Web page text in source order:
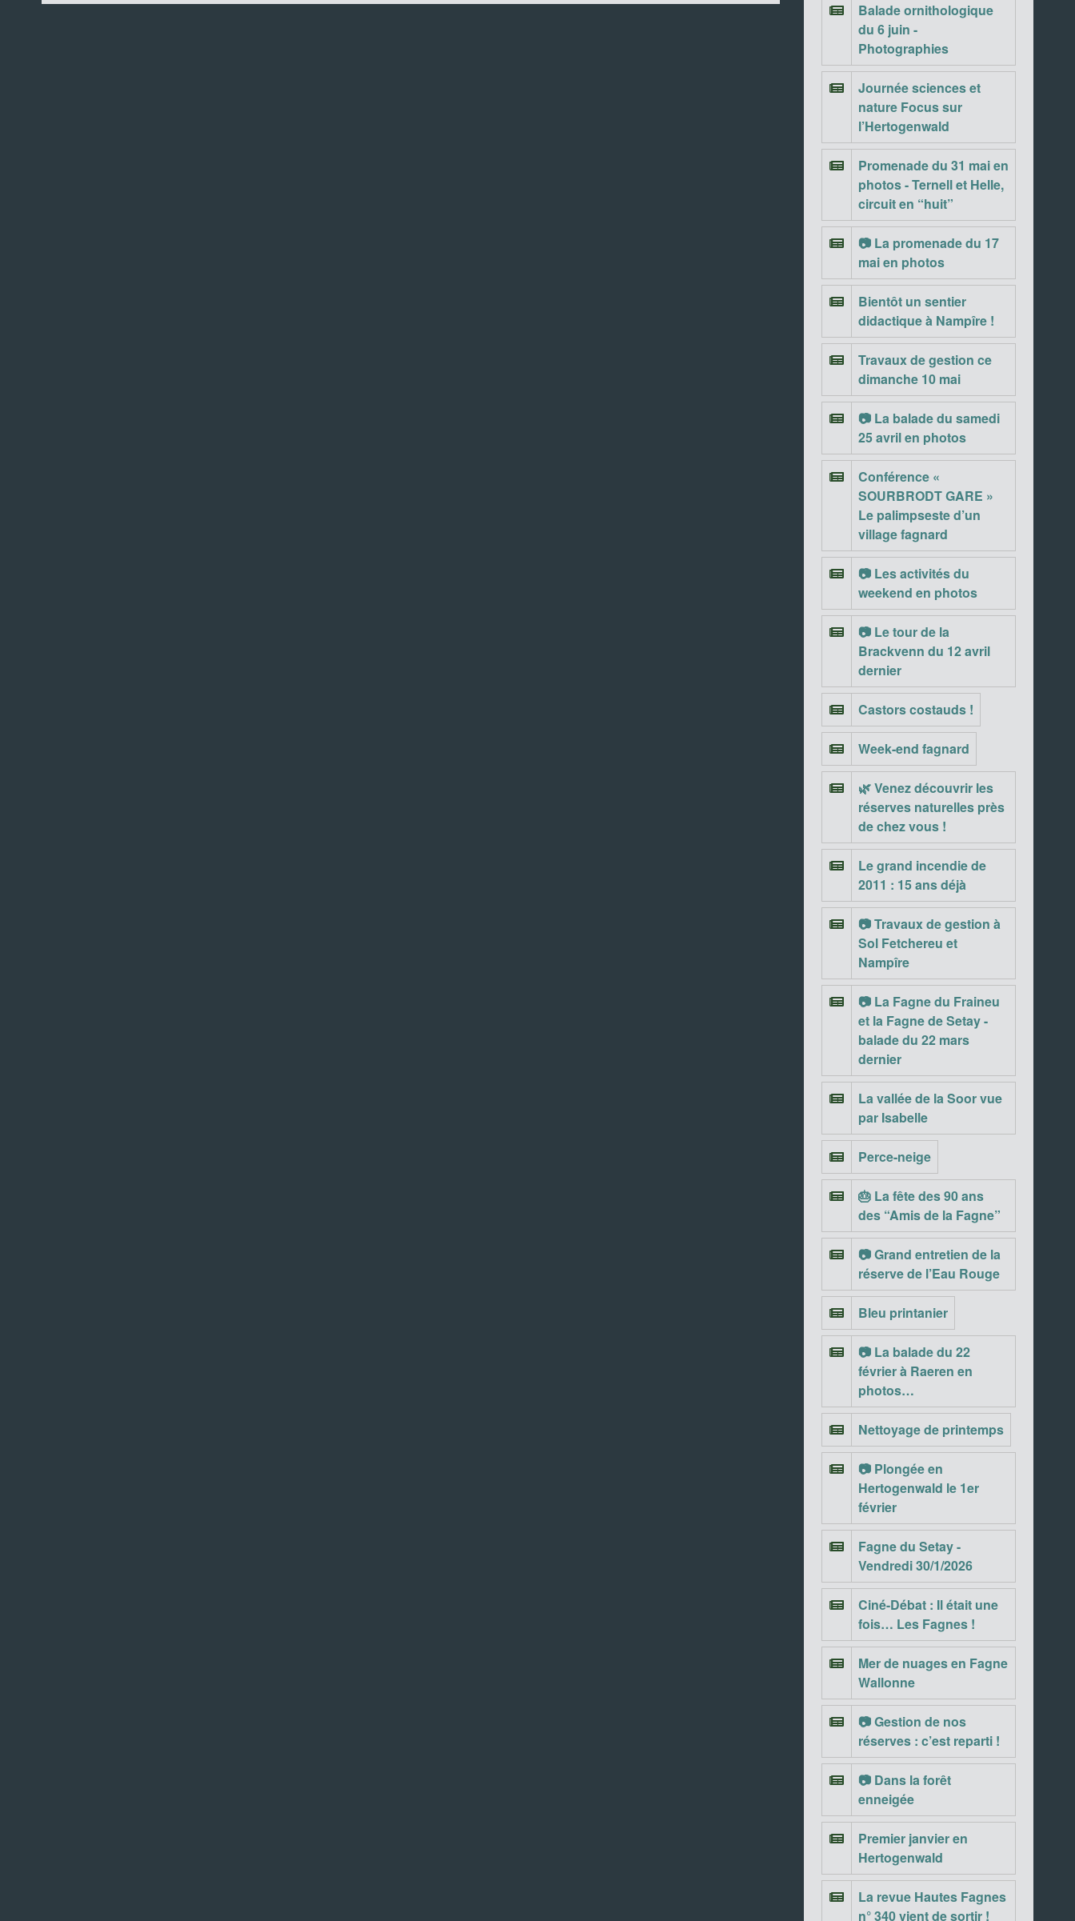
Balade ornithologique
du 6 juin -
Photographies
Journée sciences et
nature Focus sur
l’Hertogenwald
Promenade du 31 mai en
photos - Ternell et Helle,
circuit en “huit”
📷 La promenade du 17
mai en photos
Bientôt un sentier
didactique à Nampîre !
Travaux de gestion ce
dimanche 10 mai
📷 La balade du samedi
25 avril en photos
Conférence «
SOURBRODT GARE »
Le palimpseste d’un
village fagnard
📷 Les activités du
weekend en photos
📷 Le tour de la
Brackvenn du 12 avril
dernier
Castors costauds !
Week-end fagnard
🌿 Venez découvrir les
réserves naturelles près
de chez vous !
Le grand incendie de
2011 : 15 ans déjà
📷 Travaux de gestion à
Sol Fetchereu et
Nampîre
📷 La Fagne du Fraineu
et la Fagne de Setay -
balade du 22 mars
dernier
La vallée de la Soor vue
par Isabelle
Perce-neige
🎂 La fête des 90 ans
des “Amis de la Fagne”
📷 Grand entretien de la
réserve de l’Eau Rouge
Bleu printanier
📷 La balade du 22
février à Raeren en
photos…
Nettoyage de printemps
📷 Plongée en
Hertogenwald le 1er
février
Fagne du Setay -
Vendredi 30/1/2026
Ciné-Débat : Il était une
fois… Les Fagnes !
Mer de nuages en Fagne
Wallonne
📷 Gestion de nos
réserves : c’est reparti !
📷 Dans la forêt
enneigée
Premier janvier en
Hertogenwald
La revue Hautes Fagnes
n° 340 vient de sortir !